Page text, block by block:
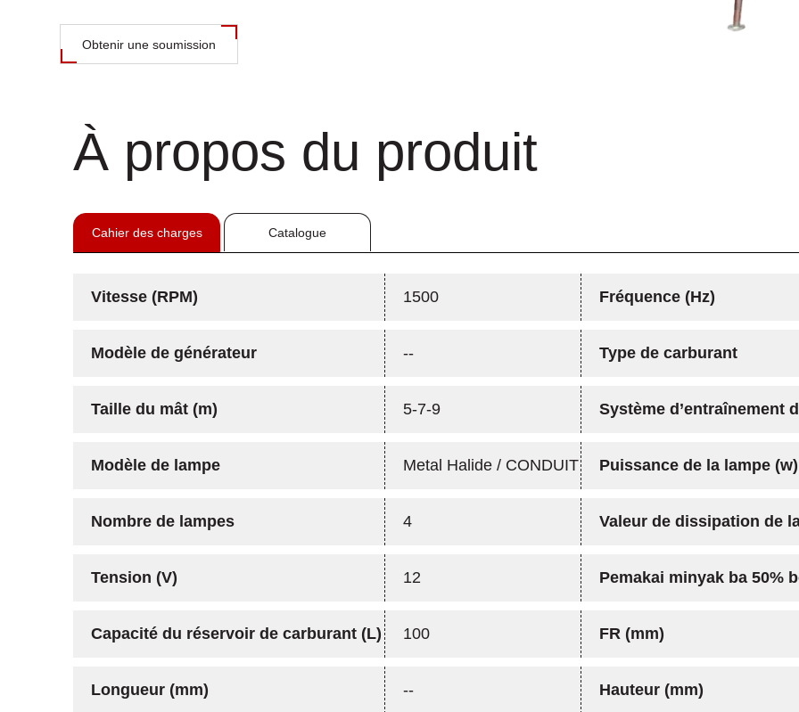
Obtenir une soumission
À propos du produit
Cahier des charges Catalogue
Vitesse (RPM) 1500 Fréquence (Hz)
Modèle de générateur -- Type de carburant
Taille du mât (m) 5-7-9 Système d’entraînement
Modèle de lampe Metal Halide / CONDUIT Puissance de la lampe (w)
Nombre de lampes 4 Valeur de dissipation de
Tension (V) 12 Pemakai minyak ba 50%
Capacité du réservoir de carburant (L) 100 FR (mm)
Longueur (mm) -- Hauteur (mm)